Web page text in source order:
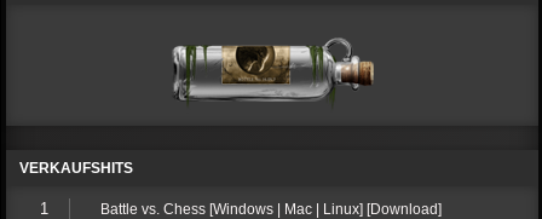
VERKAUFSHITS
1 Battle vs. Chess [Windows | Mac | Linux] [Download]